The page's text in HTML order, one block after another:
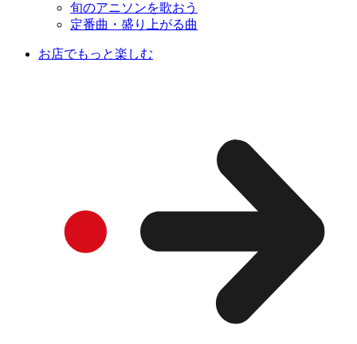
旬のアニソンを歌おう
定番曲・盛り上がる曲
お店でもっと楽しむ